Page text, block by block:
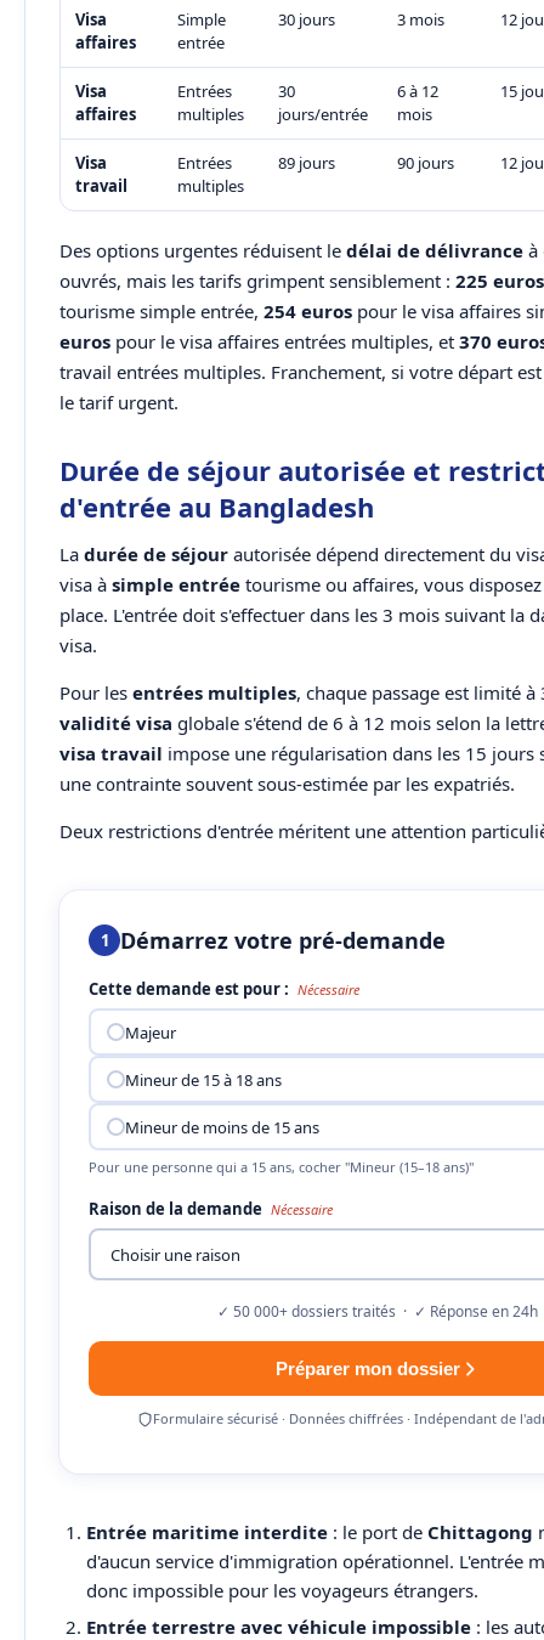
Visa
affaires
Simple
entrée
30 jours 3 mois 12
Visa
affaires
Entrées
multiples
30
jours/entrée
6 à 12
mois
15
Visa
travail
Entrées
multiples
89 jours 90 jours 12
Des options urgentes réduisent le délai de délivrance à
ouvrés, mais les tarifs grimpent sensiblement : 225 euros
tourisme simple entrée, 254 euros pour le visa affaires
euros pour le visa affaires entrées multiples, et 370
travail entrées multiples. Franchement, si votre départ
le tarif urgent.
Durée de séjour autorisée et
d'entrée au Bangladesh
La durée de séjour autorisée dépend directement du
visa à simple entrée tourisme ou affaires, vous
place. L'entrée doit s'effectuer dans les 3 mois suivant la
visa.
Pour les entrées multiples, chaque passage est limité
validité visa globale s'étend de 6 à 12 mois selon la
visa travail impose une régularisation dans les 15
une contrainte souvent sous-estimée par les expatriés.
Deux restrictions d'entrée méritent une attention
1 Démarrez votre pré-demande
Cette demande est pour : Nécessaire
Majeur
Mineur de 15 à 18 ans
Mineur de moins de 15 ans
Pour une personne qui a 15 ans, cocher "Mineur (15–18 ans)"
Raison de la demande Nécessaire
✓ 50 000+ dossiers traités · ✓ Réponse en 24h
Préparer mon dossier
Formulaire sécurisé · Données chiffrées · Indépendant de
Entrée maritime interdite : le port de Chittagong
d'aucun service d'immigration opérationnel. L'entrée
donc impossible pour les voyageurs étrangers.
Entrée terrestre avec véhicule impossible : les